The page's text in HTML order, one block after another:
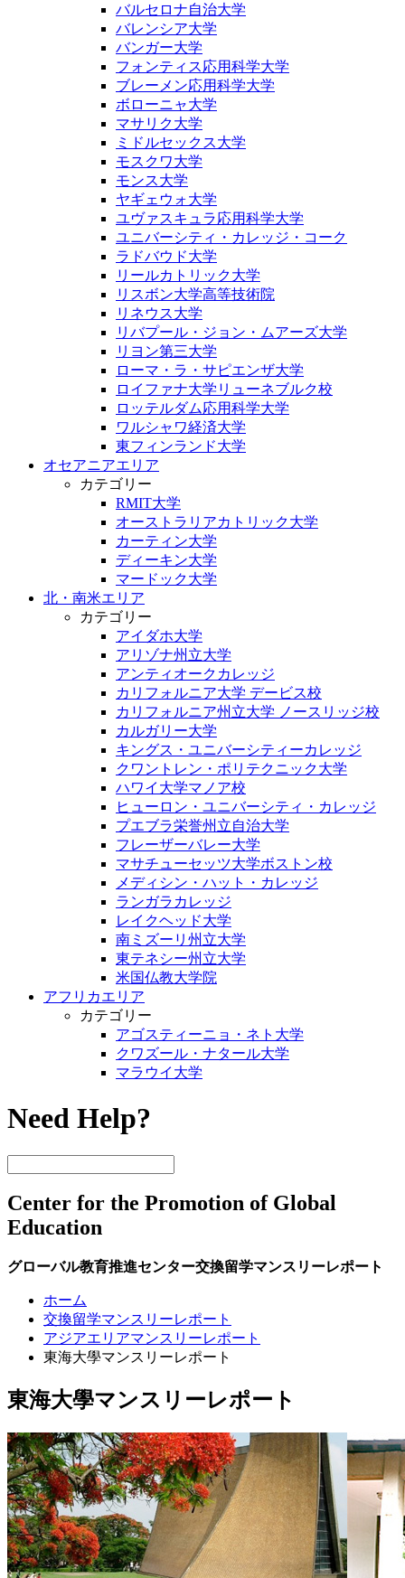
バルセロナ自治大学
バレンシア大学
バンガー大学
フォンティス応用科学大学
ブレーメン応用科学大学
ボローニャ大学
マサリク大学
ミドルセックス大学
モスクワ大学
モンス大学
ヤギェウォ大学
ユヴァスキュラ応用科学大学
ユニバーシティ・カレッジ・コーク
ラドバウド大学
リールカトリック大学
リスボン大学高等技術院
リネウス大学
リバプール・ジョン・ムアーズ大学
リヨン第三大学
ローマ・ラ・サピエンザ大学
ロイファナ大学リューネブルク校
ロッテルダム応用科学大学
ワルシャワ経済大学
東フィンランド大学
オセアニアエリア
カテゴリー
RMIT大学
オーストラリアカトリック大学
カーティン大学
ディーキン大学
マードック大学
北・南米エリア
カテゴリー
アイダホ大学
アリゾナ州立大学
アンティオークカレッジ
カリフォルニア大学 デービス校
カリフォルニア州立大学 ノースリッジ校
カルガリー大学
キングス・ユニバーシティーカレッジ
クワントレン・ポリテクニック大学
ハワイ大学マノア校
ヒューロン・ユニバーシティ・カレッジ
プエブラ栄誉州立自治大学
フレーザーバレー大学
マサチューセッツ大学ボストン校
メディシン・ハット・カレッジ
ランガラカレッジ
レイクヘッド大学
南ミズーリ州立大学
東テネシー州立大学
米国仏教大学院
アフリカエリア
カテゴリー
アゴスティーニョ・ネト大学
クワズール・ナタール大学
マラウイ大学
Need Help?
Center for the Promotion of Global
Education
グローバル教育推進センター交換留学マンスリーレポート
ホーム
交換留学マンスリーレポート
アジアエリアマンスリーレポート
東海大學マンスリーレポート
東海大學マンスリーレポート